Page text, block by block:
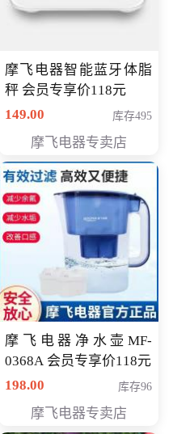
摩飞电器智能蓝牙体脂
秤 会员专享价118元
149.00
库存495
摩飞电器专卖店
摩飞电器净水壶MF-
0368A 会员专享价118元
198.00
库存96
摩飞电器专卖店